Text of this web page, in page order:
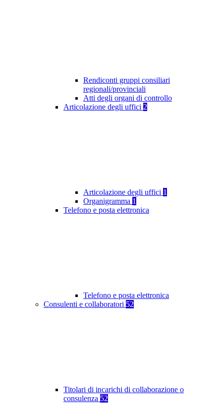
Rendiconti gruppi consiliari
regionali/provinciali
Atti degli organi di controllo
Articolazione degli uffici 2
Articolazione degli uffici 1
Organigramma 1
Telefono e posta elettronica
Telefono e posta elettronica
Consulenti e collaboratori 52
Titolari di incarichi di collaborazione o
consulenza 52